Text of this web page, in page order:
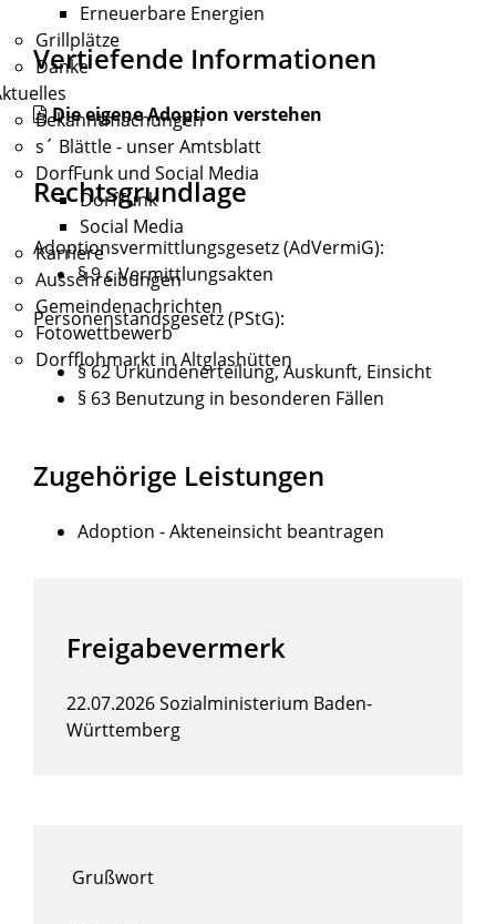
Erneuerbare Energien
Grillplätze
Danke
Bekanntmachungen
s´ Blättle - unser Amtsblatt
DorfFunk und Social Media
DorfFunk
Social Media
Karriere
Ausschreibungen
Gemeindenachrichten
Fotowettbewerb
Dorfflohmarkt in Altglashütten
Vertiefende Informationen
Die eigene Adoption verstehen
Rechtsgrundlage
Adoptionsvermittlungsgesetz (AdVermiG):
§ 9 c Vermittlungsakten
Personenstandsgesetz (PStG):
§ 62 Urkundenerteilung, Auskunft, Einsicht
§ 63 Benutzung in besonderen Fällen
Zugehörige Leistungen
Adoption - Akteneinsicht beantragen
Freigabevermerk
22.07.2026 Sozialministerium Baden-
Württemberg
Grußwort